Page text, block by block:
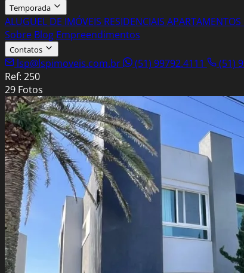
Temporada
ALUGUEL DE IMÓVEIS RESIDENCIAIS APARTAMENTOS
Sobre Blog Empreendimentos
Contatos
lsp@lspimoveis.com.br (51) 99792.4111 (51)
Ref: 250
29 Fotos